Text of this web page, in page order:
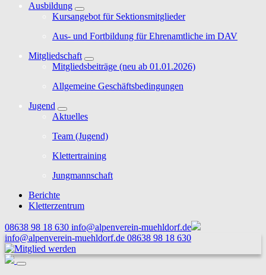
Ausbildung
Kursangebot für Sektionsmitglieder
Aus- und Fortbildung für Ehrenamtliche im DAV
Mitgliedschaft
Mitgliedsbeiträge (neu ab 01.01.2026)
Allgemeine Geschäftsbedingungen
Jugend
Aktuelles
Team (Jugend)
Klettertraining
Jungmannschaft
Berichte
Kletterzentrum
08638 98 18 630 info@alpenverein-muehldorf.de
info@alpenverein-muehldorf.de 08638 98 18 630